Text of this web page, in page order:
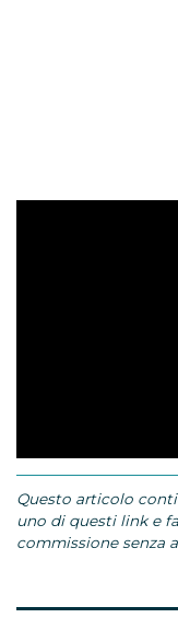
Questo articolo
uno di questi link e
commissione senza